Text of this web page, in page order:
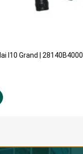
I10 Grand | 28140B4000